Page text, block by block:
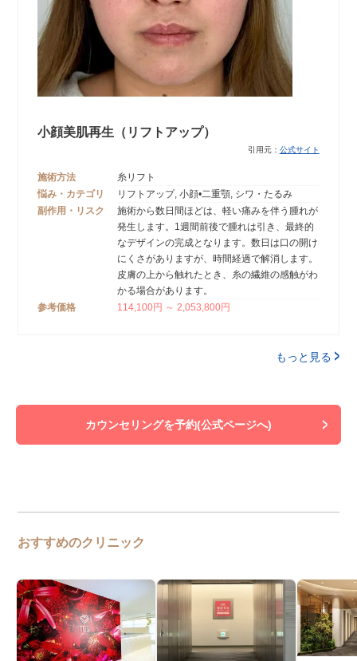
小顔美肌再生（リフトアップ）
引用元： 公式サイト
施術方法
糸リフト
悩み・カテゴリ
リフトアップ, 小顔•二重顎, シワ・たるみ
副作用・リスク
施術から数日間ほどは、軽い痛みを伴う腫れが
発生します。1週間前後で腫れは引き、最終的
なデザインの完成となります。数日は口の開け
にくさがありますが、時間経過で解消します。
皮膚の上から触れたとき、糸の繊維の感触がわ
かる場合があります。
参考価格
114,100円 ～ 2,053,800円
もっと見る
カウンセリングを予約(公式ページへ)
おすすめのクリニック